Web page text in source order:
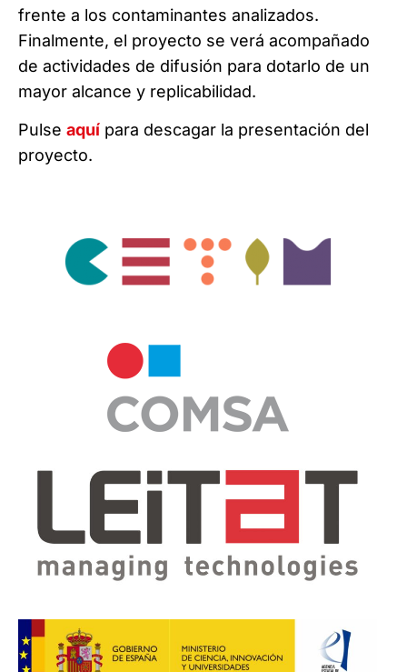
frente a los contaminantes analizados.
Finalmente, el proyecto se verá acompañado
de actividades de difusión para dotarlo de un
mayor alcance y replicabilidad.
Pulse aquí para descagar la presentación del
proyecto.